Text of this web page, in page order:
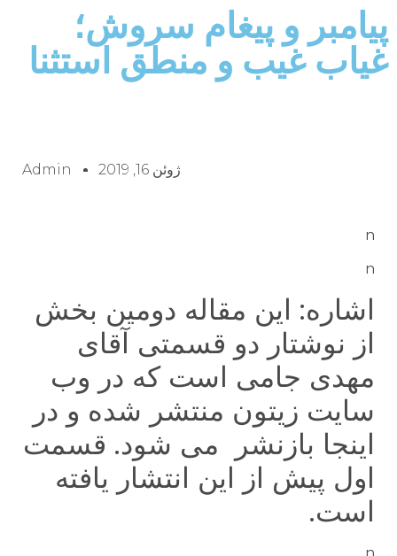
پیامبر و پیغام سروش؛
غیاب غیب و منطق استثنا
ژوئن 16, 2019 Admin
n
n
اشاره: این مقاله دومین بخش
از نوشتار دو قسمتی آقای
مهدی جامی است که در وب
سایت زیتون منتشر شده و در
اینجا بازنشر می شود. قسمت
اول پیش از این انتشار یافته
است.